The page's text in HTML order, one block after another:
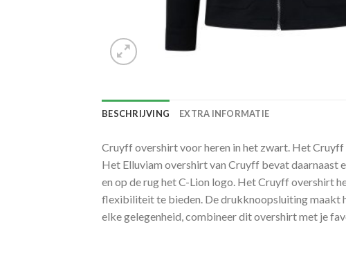
BESCHRIJVING EXTRA INFORMATIE
Cruyff overshirt voor heren in het zwart. Het
Het Elluviam overshirt van Cruyff bevat daarnaast
en op de rug het C-Lion logo. Het Cruyff overshirt
flexibiliteit te bieden. De drukknoopsluiting maakt
elke gelegenheid, combineer dit overshirt met je